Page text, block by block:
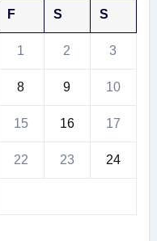
F S S
1 2 3
8 9 10
15 16 17
22 23 24